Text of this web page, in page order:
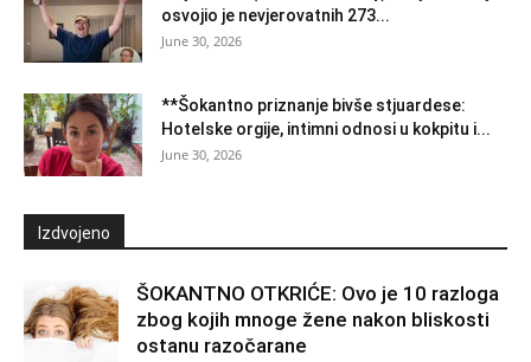
osvojio je nevjerovatnih 273...
June 30, 2026
**Šokantno priznanje bivše stjuardese:
Hotelske orgije, intimni odnosi u kokpitu i...
June 30, 2026
Izdvojeno
ŠOKANTNO OTKRIĆE: Ovo je 10 razloga
zbog kojih mnoge žene nakon bliskosti
ostanu razočarane